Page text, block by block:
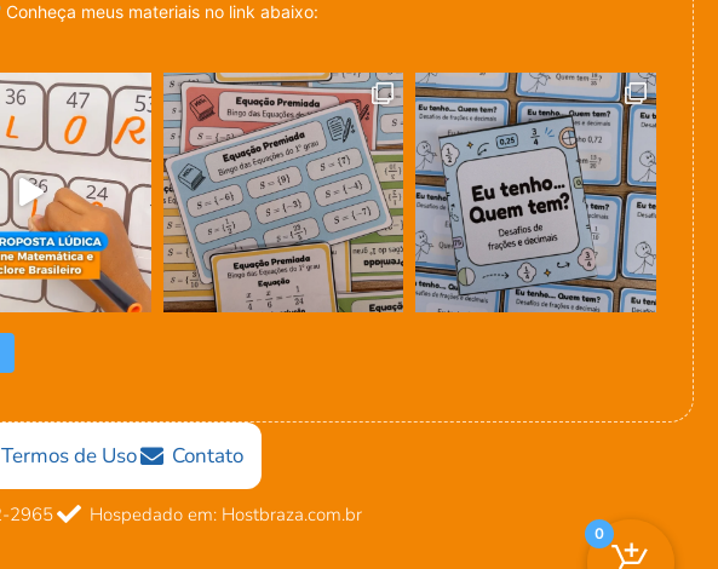
Conheça meus materiais no link abaixo:
Termos de Uso Contato
2965 Hospedado em: Hostbraza.com.br
0